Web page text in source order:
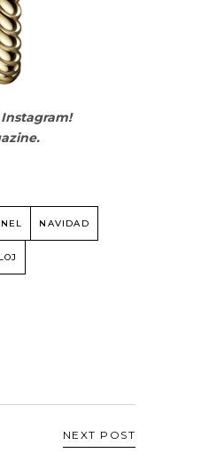
Instagram!
NAVIDAD
NEXT POST